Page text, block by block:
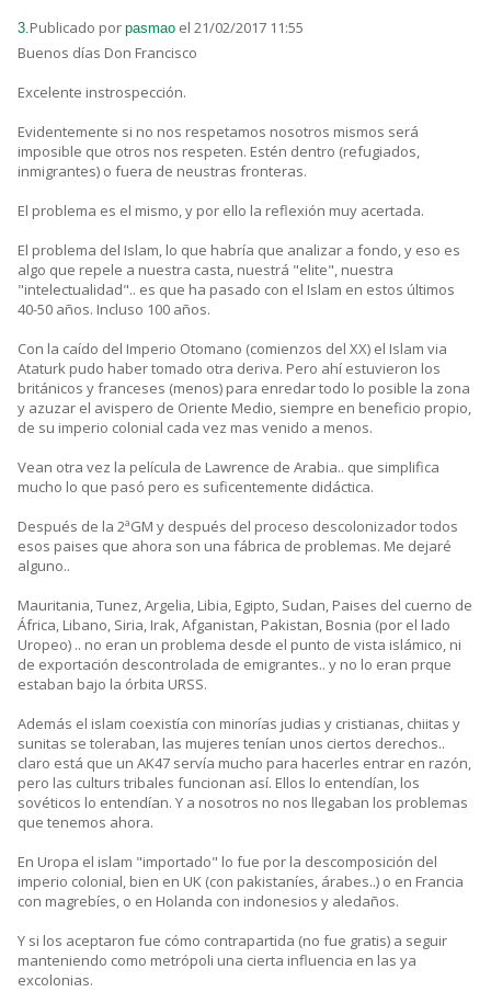
3.Publicado por pasmao el 21/02/2017 11:55
Buenos días Don Francisco
Excelente instrospección.
Evidentemente si no nos respetamos nosotros mismos será
imposible que otros nos respeten. Estén dentro (refugiados,
inmigrantes) o fuera de neustras fronteras.
El problema es el mismo, y por ello la reflexión muy acertada.
El problema del Islam, lo que habría que analizar a fondo, y eso es
algo que repele a nuestra casta, nuestrá "elite", nuestra
"intelectualidad".. es que ha pasado con el Islam en estos últimos
40-50 años. Incluso 100 años.
Con la caído del Imperio Otomano (comienzos del XX) el Islam via
Ataturk pudo haber tomado otra deriva. Pero ahí estuvieron los
británicos y franceses (menos) para enredar todo lo posible la zona
y azuzar el avispero de Oriente Medio, siempre en beneficio propio,
de su imperio colonial cada vez mas venido a menos.
Vean otra vez la película de Lawrence de Arabia.. que simplifica
mucho lo que pasó pero es suficentemente didáctica.
Después de la 2ªGM y después del proceso descolonizador todos
esos paises que ahora son una fábrica de problemas. Me dejaré
alguno..
Mauritania, Tunez, Argelia, Libia, Egipto, Sudan, Paises del cuerno de
África, Libano, Siria, Irak, Afganistan, Pakistan, Bosnia (por el lado
Uropeo) .. no eran un problema desde el punto de vista islámico, ni
de exportación descontrolada de emigrantes.. y no lo eran prque
estaban bajo la órbita URSS.
Además el islam coexistía con minorías judias y cristianas, chiitas y
sunitas se toleraban, las mujeres tenían unos ciertos derechos..
claro está que un AK47 servía mucho para hacerles entrar en razón,
pero las culturs tribales funcionan así. Ellos lo entendían, los
sovéticos lo entendían. Y a nosotros no nos llegaban los problemas
que tenemos ahora.
En Uropa el islam "importado" lo fue por la descomposición del
imperio colonial, bien en UK (con pakistaníes, árabes..) o en Francia
con magrebíes, o en Holanda con indonesios y aledaños.
Y si los aceptaron fue cómo contrapartida (no fue gratis) a seguir
manteniendo como metrópoli una cierta influencia en las ya
excolonias.